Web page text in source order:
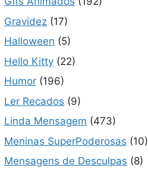
Gravidez (17)
Halloween (5)
Hello Kitty (22)
Humor (196)
Ler Recados (9)
Linda Mensagem (473)
Meninas SuperPoderosas (10)
Mensagens de Desculpas (8)